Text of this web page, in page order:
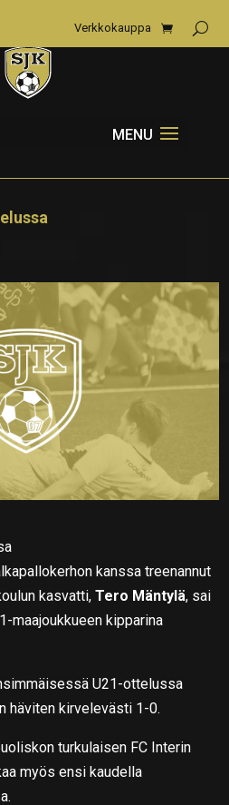
Verkkokauppa
kanssa treenannut
kasvatti,Tero Mäntylä, sai
maajoukkueen kipparina
U21-ottelussa
häviten kirvelevästi 1-0.
turkulaisen FC Interin
myös ensi kaudella